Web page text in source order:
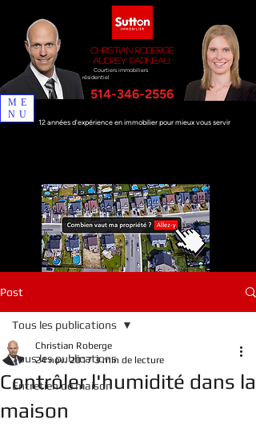
Courtiers immobiliers
résidentiel
514-346-2556
12 années d'expérience en immobilier pour mieux vous servir
Christian Roberge
Audrey Papineau
ME
NU
Post
Tous les publications
Entretien de maison
Tous les publications
Contrôler l'humidité dans la
maison
Christian Roberge
24 nov. 2017 3 min de lecture